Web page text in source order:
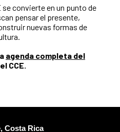
se convierte en un punto de
pensar el presente,
nuevas formas de
agenda completa del
CCE.
Costa Rica